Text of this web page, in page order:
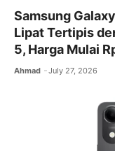
Samsung
Lipat Tertipis
5, Harga Mulai
Ahmad July 27, 2026